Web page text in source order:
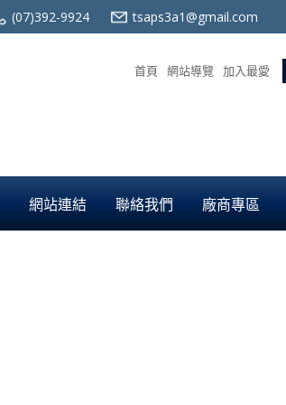
(07)392-9924 tsaps3a1@gmail.com
首頁 網站導覽 加入最愛
網站連結 聯絡我們 廠商專區